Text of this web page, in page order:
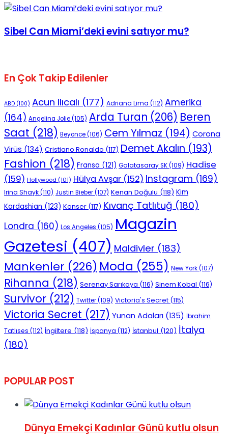
Sibel Can Miami’deki evini satıyor mu?
En Çok Takip Edilenler
ABD (100) Acun Ilıcalı (177) Adriana Lima (112) Amerika
(164) Angelina Jolie(105) Arda Turan (206) Beren
Saat (218) Beyonce(106) Cem Yılmaz (194) Corona
Virüs (134) Cristiano Ronaldo (117) Demet Akalın (193)
Fashion (218) Fransa (121) Galatasaray SK(109) Hadise
(159) Hollywood (101) Hülya Avşar (152) Instagram (169)
Irina Shayk(110) Justin Bieber(107) Kenan Doğulu (118) Kim
Kardashian (123) Konser (117) Kıvanç Tatlıtuğ (180)
Londra (160) Los Angeles (105) Magazin
Gazetesi (407) Maldivler (183)
Mankenler (226) Moda (255) New York(107)
Rihanna (218) Serenay Sarıkaya (116) Sinem Kobal (116)
Survivor (212) Twitter(109) Victoria's Secret (115)
Victoria Secret (217) Yunan Adaları (135) İbrahim
Tatlıses (112) İngiltere (118) İspanya (112) İstanbul (120) İtalya
(180)
POPULAR POST
Dünya Emekçi Kadınlar Günü kutlu olsun